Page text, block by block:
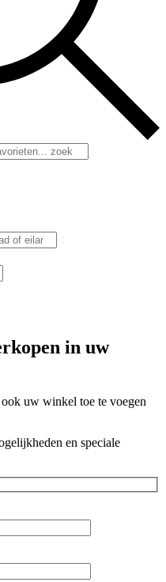
in uw
uw winkel toe te voegen
en speciale